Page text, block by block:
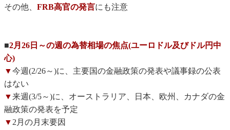
その他、 FRB高官の発言にも注意
■2月26日～の週の為替相場の焦点(ユーロドル及びドル円中
心)
▼今週(2/26～)に、主要国の金融政策の発表や議事録の公表
はない
▼来週(3/5～)に、オーストラリア、日本、欧州、カナダの金
融政策の発表を予定
▼2月の月末要因